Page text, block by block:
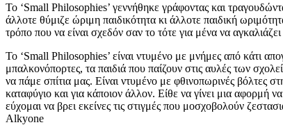
Το ‘Small Philosophies’ γεννήθηκε γράφοντας και
άλλοτε θύμιζε ώριμη παιδικότητα κι άλλοτε παιδική
τρόπο που να είναι σχεδόν σαν το τότε για μένα να
Το ‘Small Philosophies’ είναι ντυμένο με μνήμες από κάτι
μπαλκονόπορτες, τα παιδιά που παίζουν στις αυλές των
να πάμε σπίτια μας. Είναι ντυμένο με φθινοπωρινές βόλτες
καταφύγιο και για κάποιον άλλον. Είθε να γίνει μια αφορμή
εύχομαι να βρει εκείνες τις στιγμές που μοσχοβολούν
Alkyone